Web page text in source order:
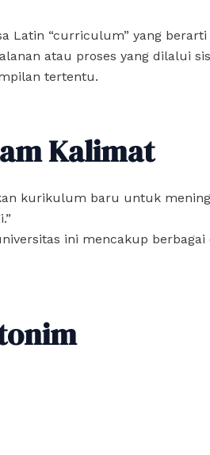
Latin “curriculum” yang berarti
atau proses yang dilalui
tertentu.
Kalimat
kurikulum baru untuk
ini mencakup berbagai